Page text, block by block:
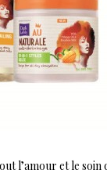
et le soin